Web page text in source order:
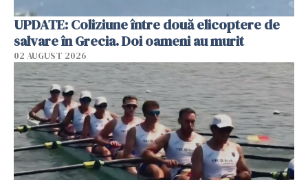
UPDATE: Coliziune între două elicoptere de
salvare în Grecia. Doi oameni au murit
02 AUGUST 2026